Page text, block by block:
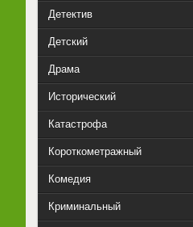
Детектив
Детский
Драма
Исторический
Катастрофа
Короткометражный
Комедия
Криминальный